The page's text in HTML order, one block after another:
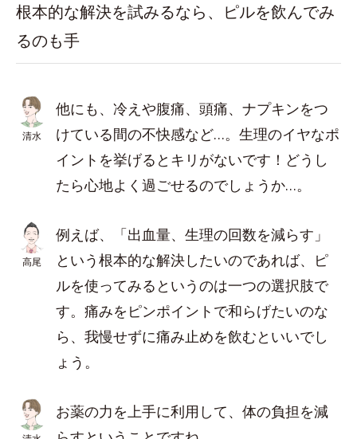
根本的な解決を試みるなら、ピルを飲んでみ
るのも手
清水
他にも、冷えや腹痛、頭痛、ナプキンをつ
けている間の不快感など…。生理のイヤなポ
イントを挙げるとキリがないです！どうし
たら心地よく過ごせるのでしょうか…。
高尾
例えば、「出血量、生理の回数を減らす」
という根本的な解決したいのであれば、ピ
ルを使ってみるというのは一つの選択肢で
す。痛みをピンポイントで和らげたいのな
ら、我慢せずに痛み止めを飲むといいでし
ょう。
お薬の力を上手に利用して、体の負担を減